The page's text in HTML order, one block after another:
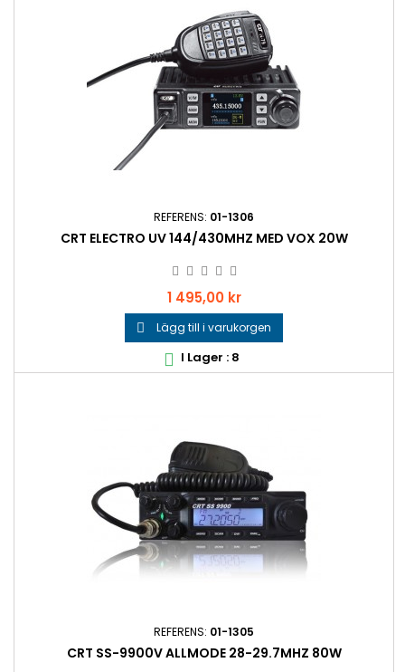
REFERENS: 01-1306
CRT ELECTRO UV 144/430MHZ MED VOX 20W
Pris
1 495,00 kr
 Lägg till i varukorgen
 I Lager : 8
REFERENS: 01-1305
CRT SS-9900V ALLMODE 28-29.7MHZ 80W